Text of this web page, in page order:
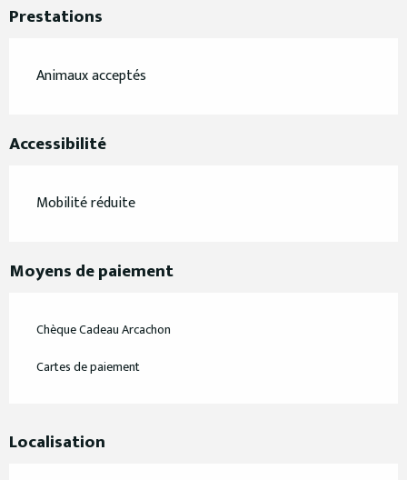
Prestations
Animaux acceptés
Accessibilité
Mobilité réduite
Moyens de paiement
Chèque Cadeau Arcachon
Cartes de paiement
Localisation